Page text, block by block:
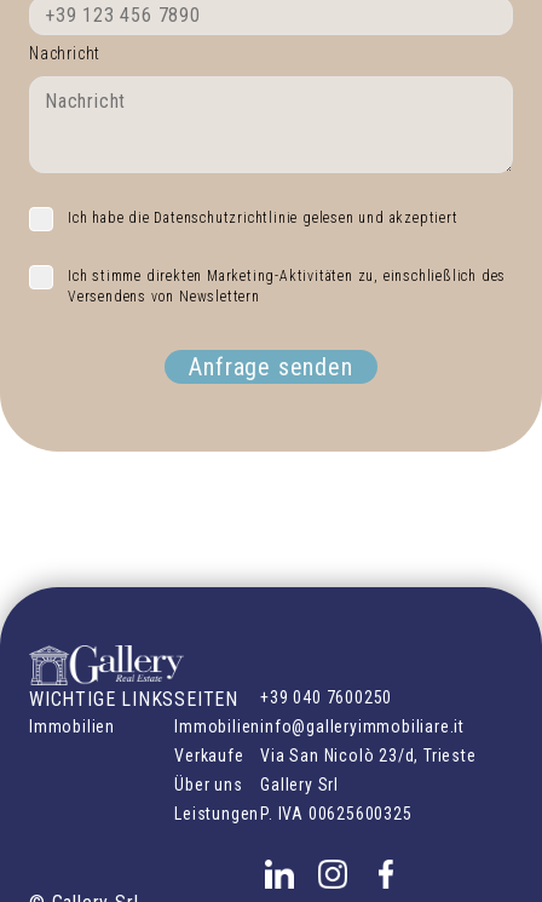
Nachricht
Ich habe die Datenschutzrichtlinie gelesen und akzeptiert
Ich stimme direkten Marketing-Aktivitäten zu, einschließlich des
Versendens von Newslettern
Anfrage senden
WICHTIGE LINKS
Immobilien
SEITEN
Immobilien
Verkaufe
Über uns
Leistungen
+39 040 7600250
info@galleryimmobiliare.it
Via San Nicolò 23/d, Trieste
Gallery Srl
P. IVA 00625600325